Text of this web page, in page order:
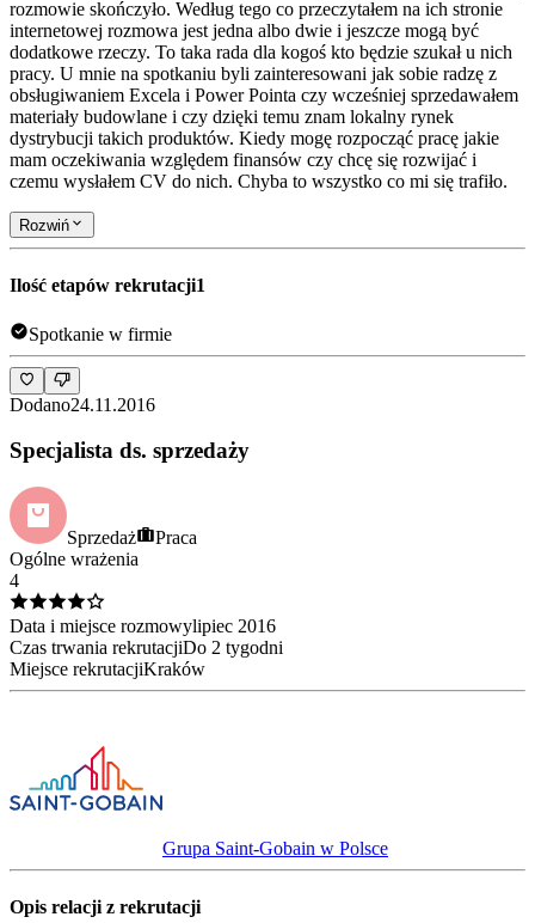
rozmowie skończyło. Według tego co przeczytałem na ich stronie
internetowej rozmowa jest jedna albo dwie i jeszcze mogą być
dodatkowe rzeczy. To taka rada dla kogoś kto będzie szukał u nich
pracy. U mnie na spotkaniu byli zainteresowani jak sobie radzę z
obsługiwaniem Excela i Power Pointa czy wcześniej sprzedawałem
materiały budowlane i czy dzięki temu znam lokalny rynek
dystrybucji takich produktów. Kiedy mogę rozpocząć pracę jakie
mam oczekiwania względem finansów czy chcę się rozwijać i
czemu wysłałem CV do nich. Chyba to wszystko co mi się trafiło.
Rozwiń
Ilość etapów rekrutacji1
Spotkanie w firmie
Dodano24.11.2016
Specjalista ds. sprzedaży
Sprzedaż
Praca
Ogólne wrażenia
4
Data i miejsce rozmowylipiec 2016
Czas trwania rekrutacjiDo 2 tygodni
Miejsce rekrutacjiKraków
Grupa Saint-Gobain w Polsce
Opis relacji z rekrutacji